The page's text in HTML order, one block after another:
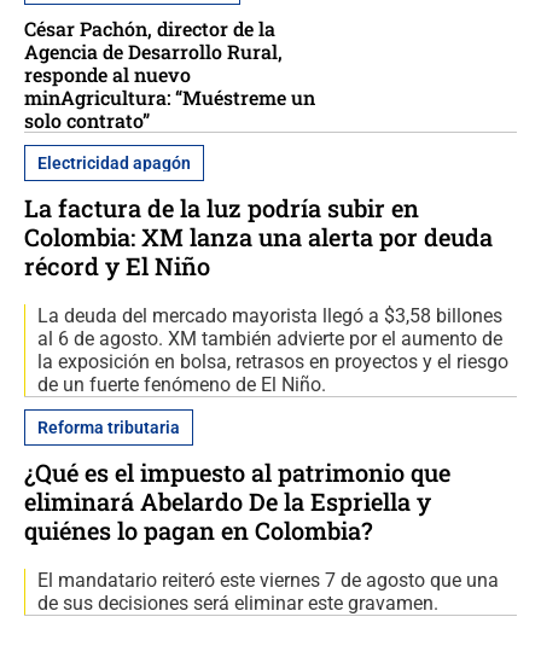
César Pachón, director de la
Agencia de Desarrollo Rural,
responde al nuevo
minAgricultura: “Muéstreme un
solo contrato”
Electricidad apagón
La factura de la luz podría subir en
Colombia: XM lanza una alerta por deuda
récord y El Niño
La deuda del mercado mayorista llegó a $3,58 billones
al 6 de agosto. XM también advierte por el aumento de
la exposición en bolsa, retrasos en proyectos y el riesgo
de un fuerte fenómeno de El Niño.
Reforma tributaria
¿Qué es el impuesto al patrimonio que
eliminará Abelardo De la Espriella y
quiénes lo pagan en Colombia?
El mandatario reiteró este viernes 7 de agosto que una
de sus decisiones será eliminar este gravamen.